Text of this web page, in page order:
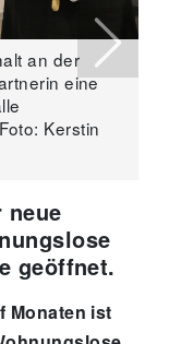
an der
eine
Kerstin
Next
geöffnet.
Monaten ist